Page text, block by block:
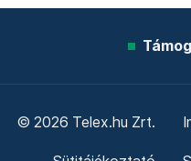
© 2026 Telex.hu Zrt.